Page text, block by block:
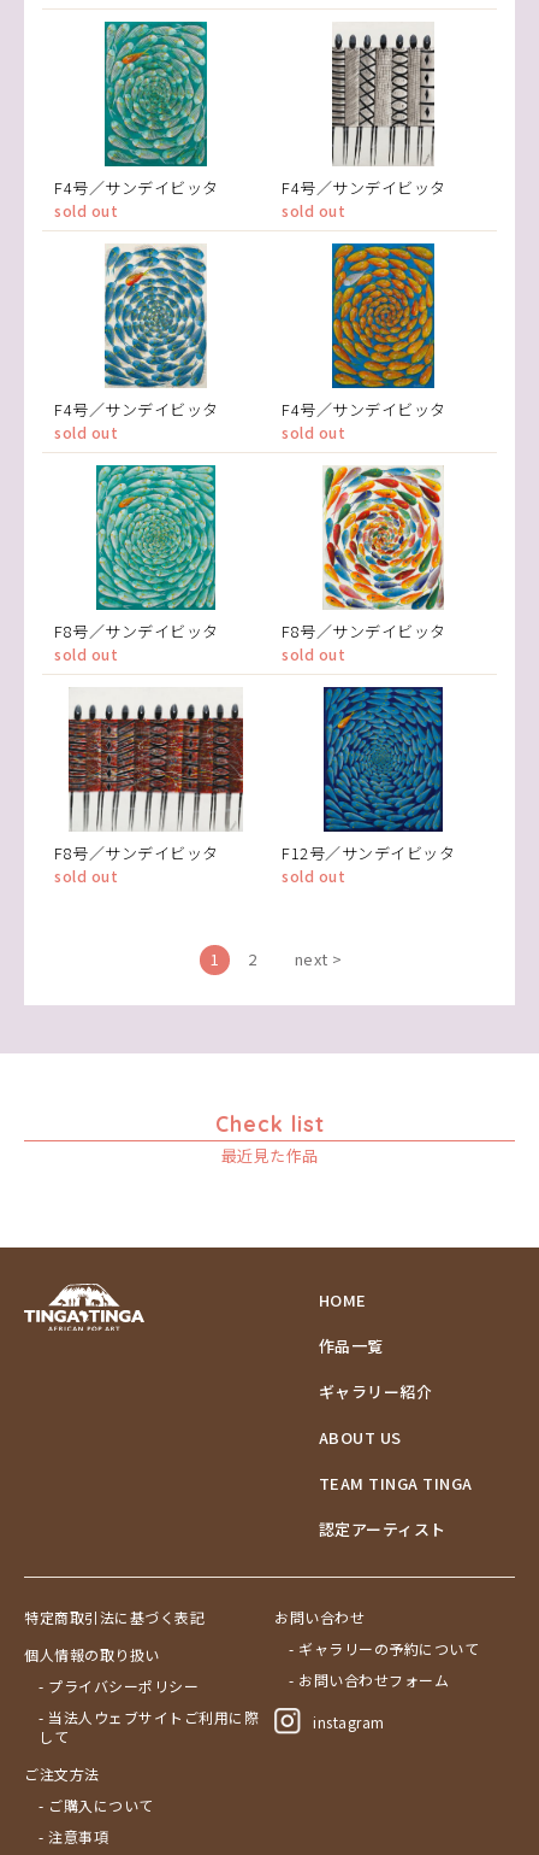
F4号／サンデイビッタ
sold out
F4号／サンデイビッタ
sold out
F4号／サンデイビッタ
sold out
F4号／サンデイビッタ
sold out
F8号／サンデイビッタ
sold out
F8号／サンデイビッタ
sold out
F8号／サンデイビッタ
sold out
F12号／サンデイビッタ
sold out
1 2 next >
Check list
最近見た作品
HOME
作品一覧
ギャラリー紹介
ABOUT US
TEAM TINGA TINGA
認定アーティスト
特定商取引法に基づく表記
個人情報の取り扱い
- プライバシーポリシー
- 当法人ウェブサイトご利用に際
して
ご注文方法
- ご購入について
- 注意事項
お問い合わせ
- ギャラリーの予約について
- お問い合わせフォーム
instagram